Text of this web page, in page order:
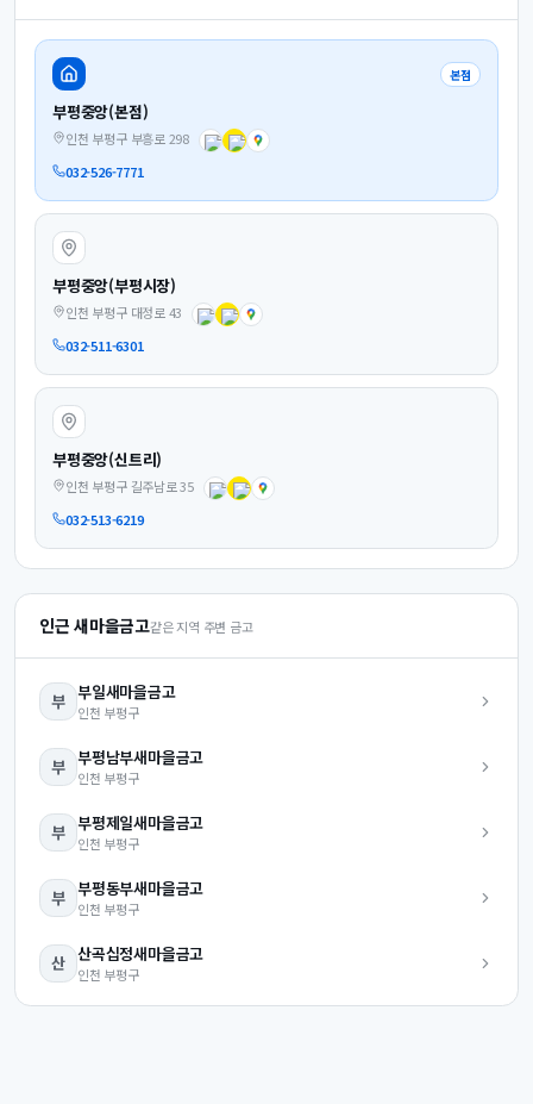
본점
부평중앙(본점)
인천 부평구 부흥로 298
032-526-7771
부평중앙(부평시장)
인천 부평구 대정로 43
032-511-6301
부평중앙(신트리)
인천 부평구 길주남로 35
032-513-6219
인근 새마을금고같은 지역 주변 금고
부 부일새마을금고
인천 부평구
부 부평남부새마을금고
인천 부평구
부 부평제일새마을금고
인천 부평구
부 부평동부새마을금고
인천 부평구
산 산곡십정새마을금고
인천 부평구